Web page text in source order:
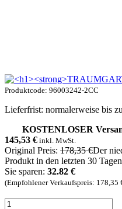
Produktcode: 96003242-2CC
Lieferfrist: normalerweise bis
KOSTENLOSER
145,53 € inkl. MwSt.
Original Preis: 178,35 €Der
Produkt in den letzten 30
Sie sparen: 32.82 €
(Empfohlener Verkaufspreis: 178,35